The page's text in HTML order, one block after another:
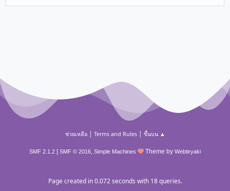
ช่วยเหลือ| Terms and Rules| ขึ้นบน ▲
SMF 2.1.2 SMF © 2016, Simple Machines Theme by Webtiryaki
Page created in 0.072 seconds with 18 queries.